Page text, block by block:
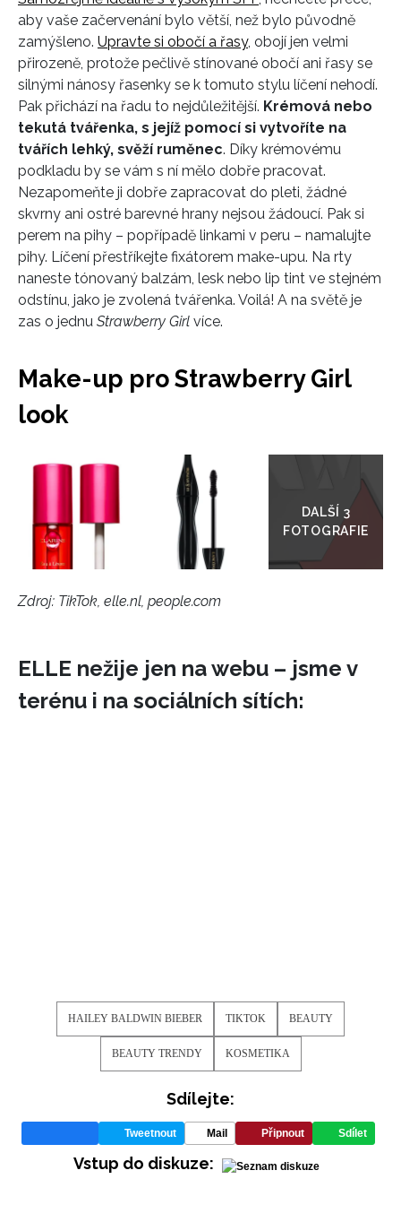
INFORMACE
REDAKCE
aby vaše začervenání bylo větší, než bylo původně
zamýšleno. Upravte si obočí a řasy, obojí jen velmi
přirozeně, protože pečlivě stínované obočí ani řasy se
silnými nánosy řasenky se k tomuto stylu líčení nehodí.
Pak přichází na řadu to nejdůležitější. Krémová nebo
tekutá tvářenka, s jejíž pomocí si vytvoříte na
tvářích lehký, svěží ruměnec. Díky krémovému
podkladu by se vám s ní mělo dobře pracovat.
Nezapomeňte ji dobře zapracovat do pleti, žádné
skvrny ani ostré barevné hrany nejsou žádoucí. Pak si
perem na pihy – popřípadě linkami v peru – namalujte
pihy. Líčení přestříkejte fixátorem make-upu. Na rty
naneste tónovaný balzám, lesk nebo lip tint ve stejném
odstínu, jako je zvolená tvářenka. Voilá! A na světě je
zas o jednu Strawberry Girl více.
Make-up pro Strawberry Girl
look
galerie
Zdroj: TikTok, elle.nl, people.com
ELLE nežije jen na webu – jsme v
terénu i na sociálních sítích:
HAILEY BALDWIN BIEBER TIKTOK BEAUTY
BEAUTY TRENDY KOSMETIKA
Sdílejte:
Tweetnout Mail Připnout Sdílet
Vstup do diskuze: